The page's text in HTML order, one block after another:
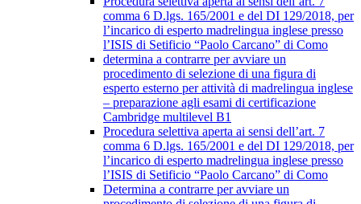
comma 6 D.lgs. 165/2001 e del DI 129/2018, per
l’incarico di esperto madrelingua inglese presso
l’ISIS di Setificio “Paolo Carcano” di Como
determina a contrarre per avviare un
procedimento di selezione di una figura di
esperto esterno per attività di madrelingua inglese
– preparazione agli esami di certificazione
Cambridge multilevel B1
Procedura selettiva aperta ai sensi dell’art. 7
comma 6 D.lgs. 165/2001 e del DI 129/2018, per
l’incarico di esperto madrelingua inglese presso
l’ISIS di Setificio “Paolo Carcano” di Como
Determina a contrarre per avviare un